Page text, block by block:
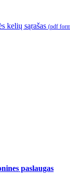
kelių sąrašas (pdf
paslaugas